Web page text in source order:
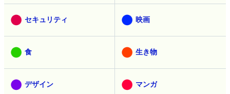
セキュリティ 映画
食 生き物
デザイン マンガ